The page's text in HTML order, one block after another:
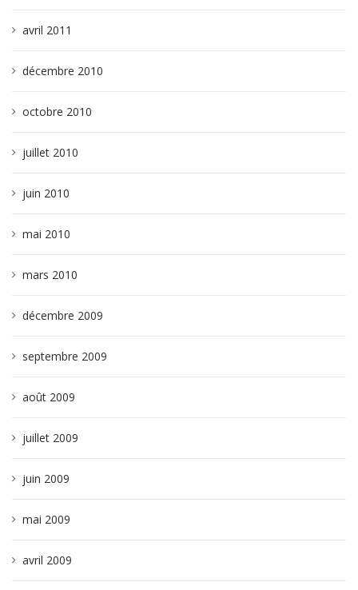
avril 2011
décembre 2010
octobre 2010
juillet 2010
juin 2010
mai 2010
mars 2010
décembre 2009
septembre 2009
août 2009
juillet 2009
juin 2009
mai 2009
avril 2009